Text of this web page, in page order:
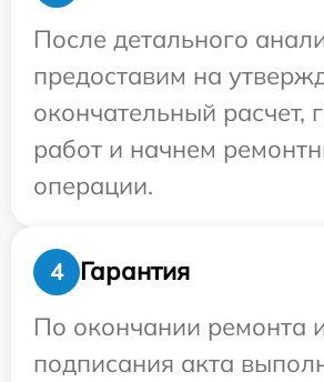
После детального
предоставим на
окончательный расчет,
работ и начнем
операции.
4
Гарантия
По окончании ремонта
подписания акта